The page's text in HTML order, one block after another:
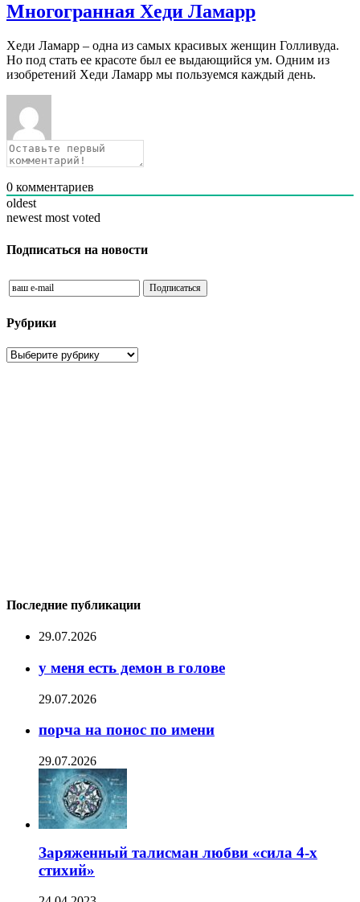
Многогранная Хеди Ламарр
Хеди Ламарр – одна из самых красивых женщин Голливуда.
Но под стать ее красоте был ее выдающийся ум. Одним из
изобретений Хеди Ламарр мы пользуемся каждый день.
0 комментариев
oldest
newest most voted
Подписаться на новости
Рубрики
Рубрики
Последние публикации
29.07.2026
у меня есть демон в голове
29.07.2026
порча на понос по имени
29.07.2026
Заряженный талисман любви «сила 4-х
стихий»